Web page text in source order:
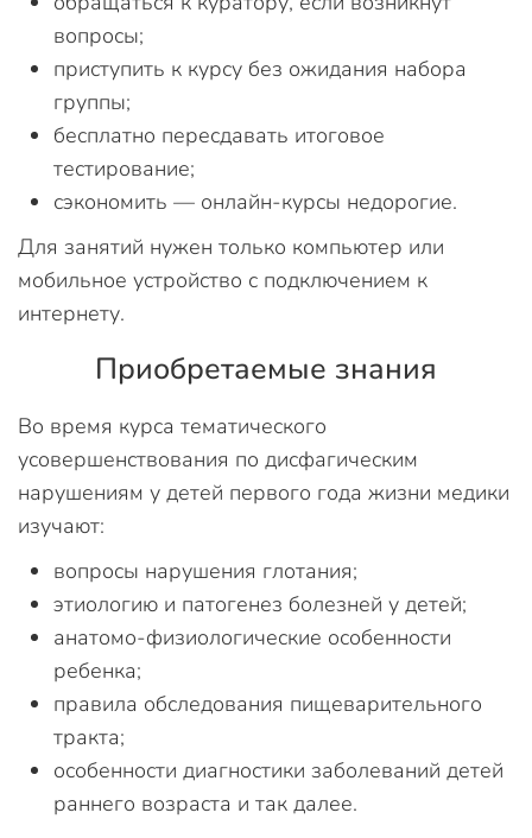
вопросы;
приступить к курсу без ожидания набора
группы;
бесплатно пересдавать итоговое
тестирование;
сэкономить — онлайн-курсы недорогие.
Для занятий нужен только компьютер или
мобильное устройство с подключением к
интернету.
Приобретаемые знания
Во время курса тематического
усовершенствования по дисфагическим
нарушениям у детей первого года жизни медики
изучают:
вопросы нарушения глотания;
этиологию и патогенез болезней у детей;
анатомо-физиологические особенности
ребенка;
правила обследования пищеварительного
тракта;
особенности диагностики заболеваний детей
раннего возраста и так далее.